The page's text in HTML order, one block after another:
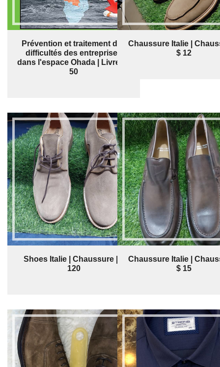
Prévention et traitement des
difficultés des entreprises
dans l'espace Ohada | Livre | $
50
Chaussure Italie |
$ 12
Shoes Italie | Chaussure | $
120
Chaussure Italie |
$ 15